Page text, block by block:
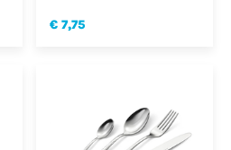
€ 7,75